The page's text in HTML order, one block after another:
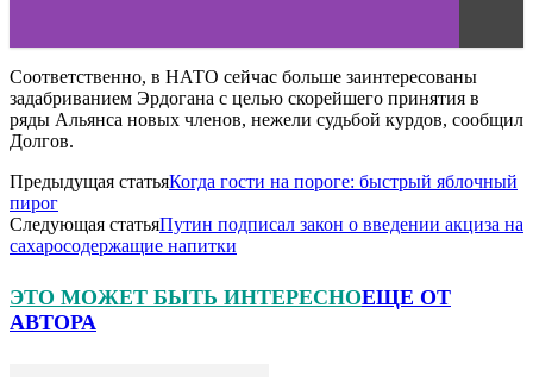
Соответственно, в НАТО сейчас больше заинтересованы
задабриванием Эрдогана с целью скорейшего принятия в
ряды Альянса новых членов, нежели судьбой курдов, сообщил
Долгов.
Предыдущая статьяКогда гости на пороге: быстрый яблочный
пирог
Следующая статьяПутин подписал закон о введении акциза на
сахаросодержащие напитки
ЭТО МОЖЕТ БЫТЬ ИНТЕРЕСНОЕЩЕ ОТ
АВТОРА